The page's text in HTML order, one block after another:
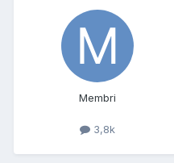
Membri
3,8k